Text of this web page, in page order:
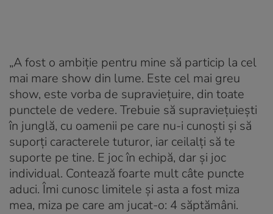
„A fost o ambiție pentru mine să particip la cel
mai mare show din lume. Este cel mai greu
show, este vorba de supraviețuire, din toate
punctele de vedere. Trebuie să supraviețuiești
în junglă, cu oamenii pe care nu-i cunoști și să
suporți caracterele tuturor, iar ceilalți să te
suporte pe tine. E joc în echipă, dar și joc
individual. Contează foarte mult câte puncte
aduci. Îmi cunosc limitele și asta a fost miza
mea, miza pe care am jucat-o: 4 săptămâni.